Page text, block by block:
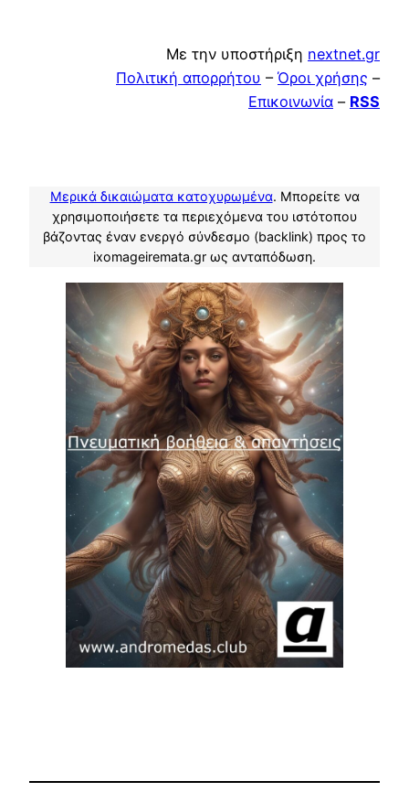
Με την υποστήριξη nextnet.gr
Πολιτική απορρήτου – Όροι χρήσης –
Επικοινωνία – RSS
Μερικά δικαιώματα κατοχυρωμένα. Μπορείτε να
χρησιμοποιήσετε τα περιεχόμενα του ιστότοπου
βάζοντας έναν ενεργό σύνδεσμο (backlink) προς το
ixomageiremata.gr ως ανταπόδωση.